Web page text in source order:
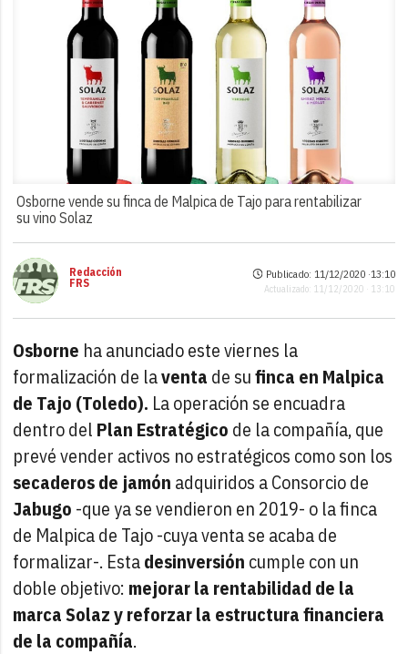
Osborne vende su finca de Malpica de Tajo para rentabilizar
su vino Solaz
Redacción
FRS
Publicado: 11/12/2020 ·13:10
Actualizado: 11/12/2020 · 13:10
Osborne ha anunciado este viernes la
formalización de laventa de sufinca en Malpica
de Tajo (Toledo). La operación se encuadra
dentro del Plan Estratégico de la compañía, que
prevé vender activos no estratégicos como son los
secaderos de jamón adquiridos a Consorcio de
Jabugo -que ya se vendieron en 2019- o la finca
de Malpica de Tajo -cuya venta se acaba de
formalizar-. Estadesinversión cumple con un
doble objetivo: mejorar la rentabilidad de la
marca Solaz y reforzar la estructura financiera
de la compañía.